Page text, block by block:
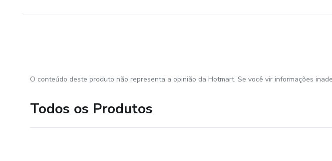
O conteúdo deste produto não representa a opinião da Hotmart. Se você vir informações
Todos os Produtos